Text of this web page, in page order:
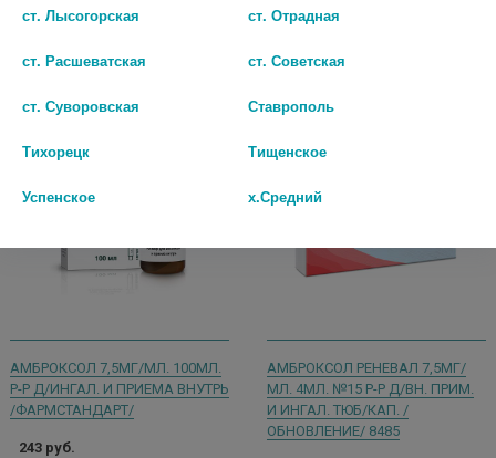
В КОРЗИНУ
АМБРОКСОЛ 7,5МГ/МЛ. 100МЛ.
Р-Р Д/ИНГАЛ. И ПРИЕМА ВНУТРЬ
/ФАРМСТАНДАРТ/
243 руб.
АМБРОКСОЛ РЕНЕВАЛ 7,5МГ/
МЛ. 4МЛ. №15 Р-Р Д/ВН. ПРИМ.
И ИНГАЛ. ТЮБ/КАП. /
ОБНОВЛЕНИЕ/ 8485
ст. Лысогорская ст. Отрадная
ст. Расшеватская ст. Советская
ст. Суворовская Ставрополь
Тихорецк Тищенское
Успенское х.Средний